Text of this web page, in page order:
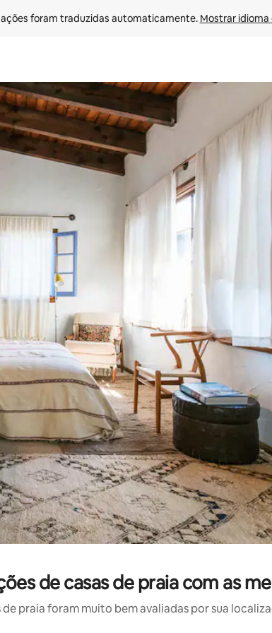
foram traduzidas automaticamente. Mostrar idioma
as seta para cima e para baixo do teclado ou tocando e
de casas de praia com as
praia foram muito bem avaliadas por sua